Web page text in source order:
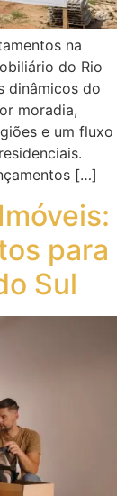
na
do Rio
dinâmicos do
moradia,
e um fluxo
[…]
para
Sul